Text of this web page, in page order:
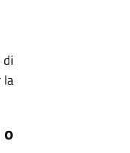
la